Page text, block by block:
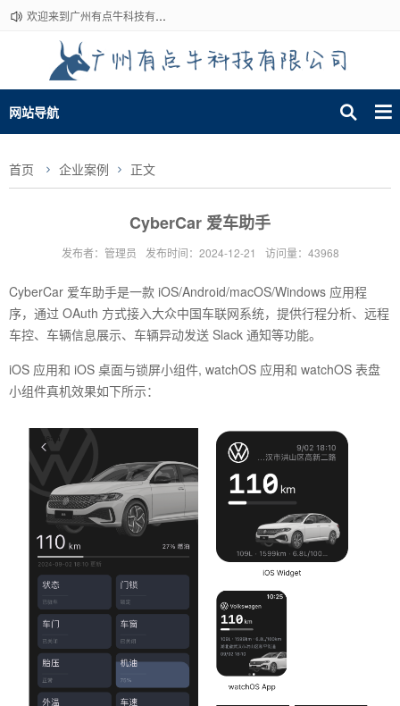
欢迎来到广州有点牛科技有限公司~
网站导航
首页 企业案例 正文
CyberCar 爱车助手
发布者：管理员 发布时间：2024-12-21 访问量：43968
CyberCar 爱车助手是一款 iOS/Android/macOS/Windows 应用程
序，通过 OAuth 方式接入大众中国车联网系统，提供行程分析、远程
车控、车辆信息展示、车辆异动发送 Slack 通知等功能。
iOS 应用和 iOS 桌面与锁屏小组件, watchOS 应用和 watchOS 表盘
小组件真机效果如下所示：